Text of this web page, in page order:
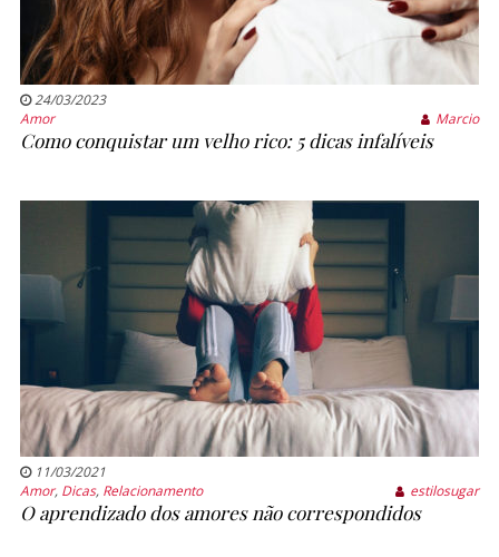
24/03/2023
Amor
Marcio
Como conquistar um velho rico: 5 dicas infalíveis
11/03/2021
Amor, Dicas, Relacionamento estilosugar
O aprendizado dos amores não correspondidos